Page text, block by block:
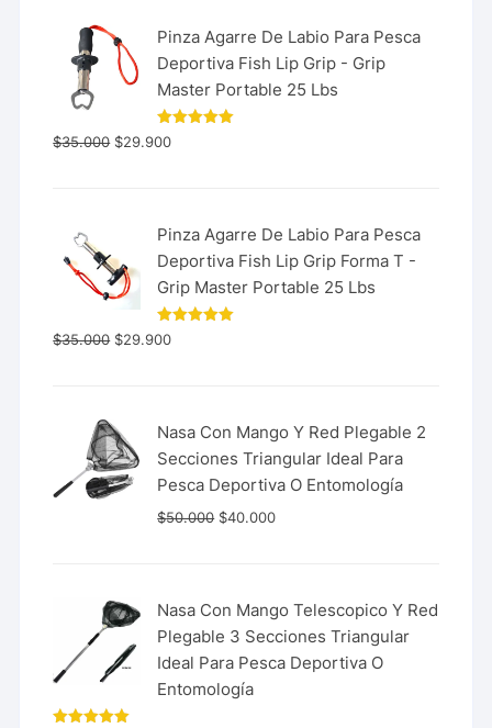
Pinza Agarre De Labio Para Pesca
Deportiva Fish Lip Grip - Grip
Master Portable 25 Lbs
Valorado
con
$35.000 $29.900
Pinza Agarre De Labio Para Pesca
Deportiva Fish Lip Grip Forma T -
Grip Master Portable 25 Lbs
Valorado
con
$35.000 $29.900
Nasa Con Mango Y Red Plegable 2
Secciones Triangular Ideal Para
Pesca Deportiva O Entomología
$50.000 $40.000
Nasa Con Mango Telescopico Y Red
Plegable 3 Secciones Triangular
Ideal Para Pesca Deportiva O
Entomología